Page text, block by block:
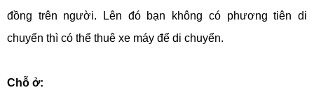
đồng trên người. Lên đó bạn không có phương tiên di
chuyển thì có thể thuê xe máy để di chuyển.
Chỗ ở: